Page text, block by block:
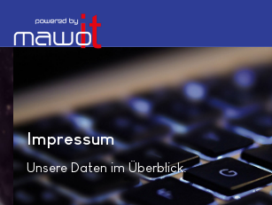
Impressum
Unsere Daten im Überblick.